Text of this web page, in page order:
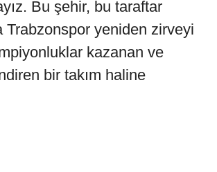
Bu şehir, bu taraftar
Trabzonspor yeniden zirveyi
kazanan ve
bir takım haline